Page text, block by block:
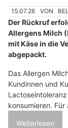
15.07.26 VON
Der Rückruf
Allergens Milch
mit Käse in die
abgepackt.
Das Allergen
Kundinnen und
konsumieren.
Weiterlesen